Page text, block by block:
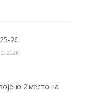
26
2026
2.место на